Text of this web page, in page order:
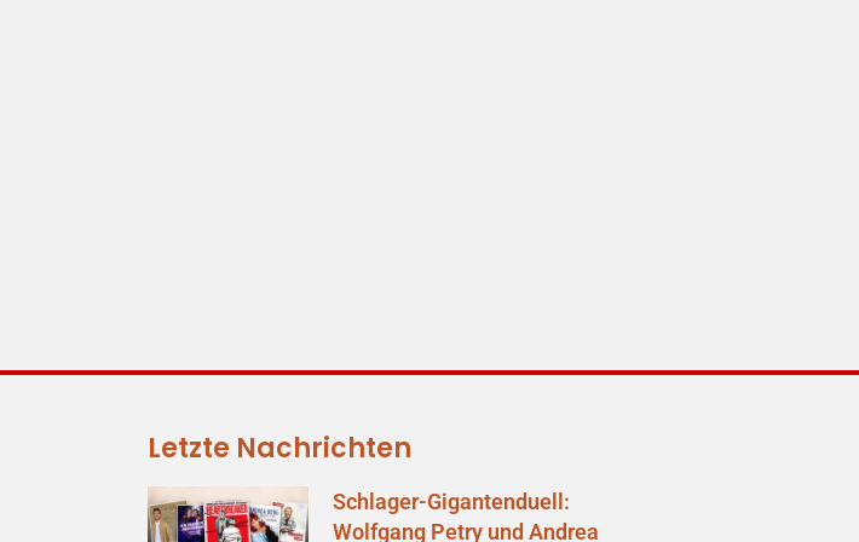
Letzte Nachrichten
Schlager-Gigantenduell:
Wolfgang Petry und Andrea